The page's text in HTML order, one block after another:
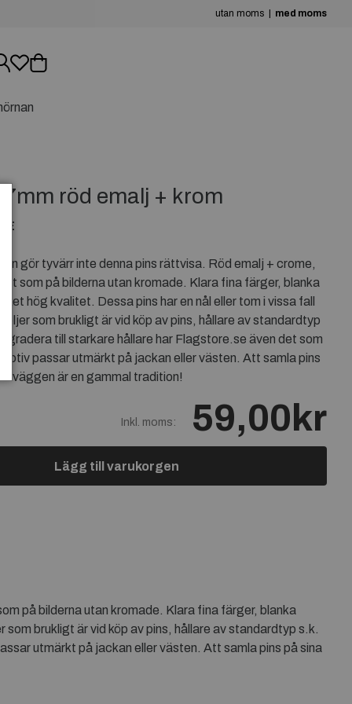
utan moms med moms
röd emalj + krom
gör tyvärr inte denna pins rättvisa. Röd emalj + crome,
ut som på bilderna utan kromade. Klara fina färger, blanka
hög kvalitet. Dessa pins har en nål eller tom i vissa fall
som brukligt är vid köp av pins, hållare av standardtyp
till starkare hållare har Flagstore.se även det som
motiv passar utmärkt på jackan eller västen. Att samla pins
väggen är en gammal tradition!
Inkl. moms: 59,00kr
Lägg till varukorgen
på bilderna utan kromade. Klara fina färger, blanka
brukligt är vid köp av pins, hållare av standardtyp s.k.
utmärkt på jackan eller västen. Att samla pins på sina